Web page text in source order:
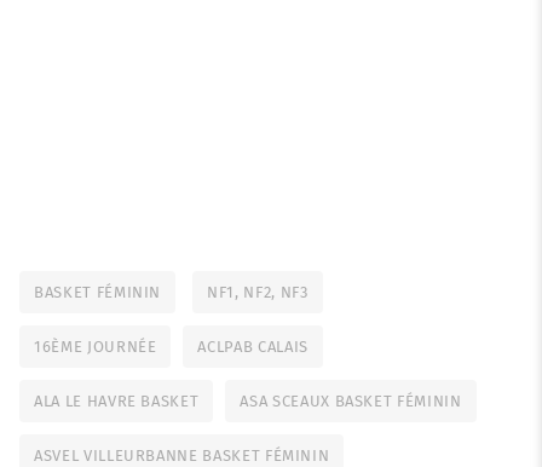
BASKET FÉMININ NF1, NF2, NF3
16ÈME JOURNÉE ACLPAB CALAIS
ALA LE HAVRE BASKET ASA SCEAUX BASKET FÉMININ
ASVEL VILLEURBANNE BASKET FÉMININ